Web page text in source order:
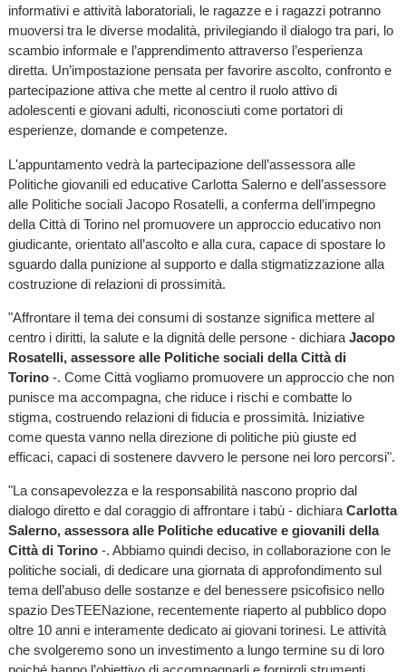
informativi e attività laboratoriali, le ragazze e i ragazzi potranno
muoversi tra le diverse modalità, privilegiando il dialogo tra pari, lo
scambio informale e l’apprendimento attraverso l’esperienza
diretta. Un’impostazione pensata per favorire ascolto, confronto e
partecipazione attiva che mette al centro il ruolo attivo di
adolescenti e giovani adulti, riconosciuti come portatori di
esperienze, domande e competenze.
L'appuntamento vedrà la partecipazione dell’assessora alle
Politiche giovanili ed educative Carlotta Salerno e dell’assessore
alle Politiche sociali Jacopo Rosatelli, a conferma dell’impegno
della Città di Torino nel promuovere un approccio educativo non
giudicante, orientato all’ascolto e alla cura, capace di spostare lo
sguardo dalla punizione al supporto e dalla stigmatizzazione alla
costruzione di relazioni di prossimità.
"Affrontare il tema dei consumi di sostanze significa mettere al
centro i diritti, la salute e la dignità delle persone - dichiara Jacopo
Rosatelli, assessore alle Politiche sociali della Città di
Torino-. Come Città vogliamo promuovere un approccio che non
punisce ma accompagna, che riduce i rischi e combatte lo
stigma, costruendo relazioni di fiducia e prossimità. Iniziative
come questa vanno nella direzione di politiche più giuste ed
efficaci, capaci di sostenere davvero le persone nei loro percorsi".
"La consapevolezza e la responsabilità nascono proprio dal
dialogo diretto e dal coraggio di affrontare i tabù - dichiara Carlotta
Salerno, assessora alle Politiche educative e giovanili della
Città di Torino-. Abbiamo quindi deciso, in collaborazione con le
politiche sociali, di dedicare una giornata di approfondimento sul
tema dell’abuso delle sostanze e del benessere psicofisico nello
spazio DesTEENazione, recentemente riaperto al pubblico dopo
oltre 10 anni e interamente dedicato ai giovani torinesi. Le attività
che svolgeremo sono un investimento a lungo termine su di loro